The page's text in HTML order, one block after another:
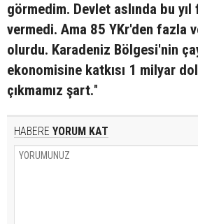
görmedim. Devlet aslında bu yıl
vermedi. Ama 85 YKr'den fazla
olurdu. Karadeniz Bölgesi'nin
ekonomisine katkısı 1 milyar
çıkmamız şart."
HABERE YORUM KAT